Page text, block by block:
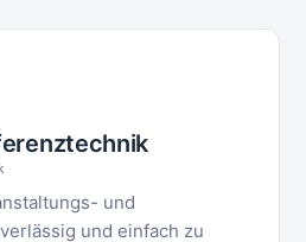
und
und einfach zu